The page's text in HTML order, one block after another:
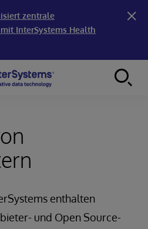
zentrale
InterSystems Health
enthalten
und Open Source-